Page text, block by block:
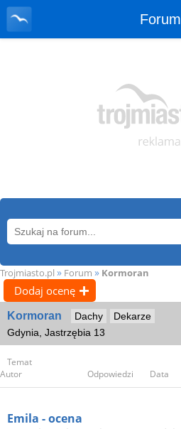
Forum
Trojmiasto.pl » Forum » Kormoran
Dodaj ocenę
Kormoran Dachy
Dekarze
Gdynia, Jastrzębia 13
Temat
Autor
Odpowiedzi Data
Emila - ocena